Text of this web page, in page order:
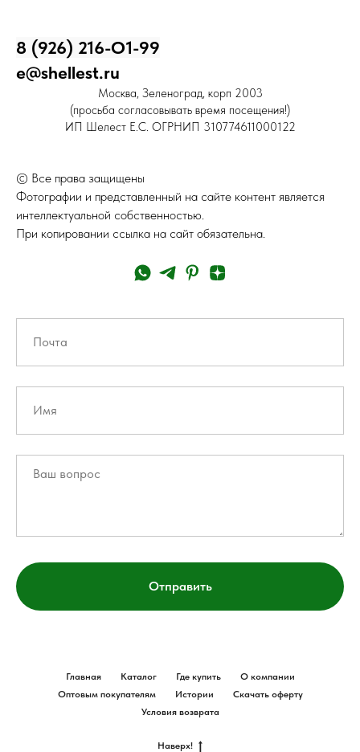
8 (926) 216-О1-99
e@shellest.ru
Москва, Зеленоград, корп 2003
(просьба согласовывать время посещения!)
ИП Шелест Е.С. ОГРНИП 310774611000122
© Все права защищены
Фотографии и представленный на сайте контент является
интеллектуальной собственностью.
При копировании ссылка на сайт обязательна.
Отправить
Главная Каталог Где купить
О компании
Оптовым покупателям
Истории
Скачать оферту
Условия возврата
Наверх!